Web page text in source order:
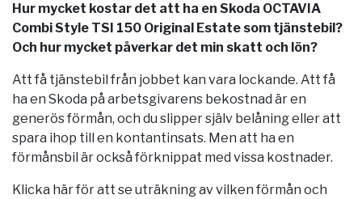
Hur mycket kostar det att ha en Skoda OCTAVIA
Combi Style TSI 150 Original Estate som tjänstebil?
Och hur mycket påverkar det min skatt och lön?
Att få tjänstebil från jobbet kan vara lockande. Att få
ha en Skoda på arbetsgivarens bekostnad är en
generös förmån, och du slipper själv belåning eller att
spara ihop till en kontantinsats. Men att ha en
förmånsbil är också förknippat med vissa kostnader.
Klicka här för att se uträkning av vilken förmån och